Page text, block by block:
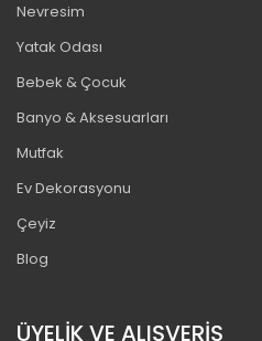
Nevresim
Yatak Odası
Bebek & Çocuk
Banyo & Aksesuarları
Mutfak
Ev Dekorasyonu
Çeyiz
Blog
ÜYELİK VE ALIŞVERİŞ